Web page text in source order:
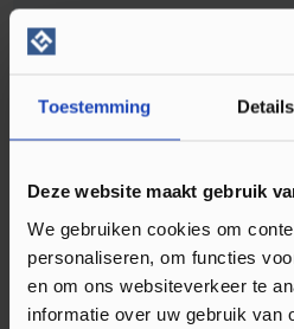
Toestemming Details
Deze website maakt gebruik
We gebruiken cookies om
personaliseren, om functies
en om ons websiteverkeer te
informatie over uw gebruik van
Hoogte in mm
Profielen
Soort profiel
Klik PVC